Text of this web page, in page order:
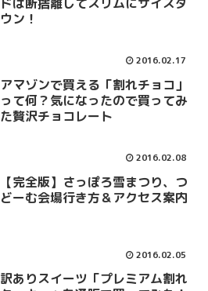
ウン！
2016.02.17
アマゾンで買える「割れチョコ」
って何？気になったので買ってみ
た贅沢チョコレート
2016.02.08
【完全版】さっぽろ雪まつり、つ
どーむ会場行き方＆アクセス案内
2016.02.05
訳ありスイーツ「プレミアム割れ